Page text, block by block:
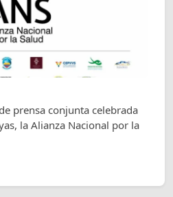
prensa conjunta celebrada
la Alianza Nacional por la